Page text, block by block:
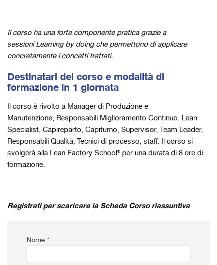
Il corso ha una forte componente pratica grazie a
sessioni Learning bydoingche permettono di applicare
concretamente i concetti trattati.
Destinatari del corso e modalità di
formazione in 1 giornata
Il corso è rivolto a Manager di Produzione e
Manutenzione, Responsabili Miglioramento Continuo, Lean
Specialist, Capireparto, Capiturno, Supervisor, Team Leader,
Responsabili Qualità, Tecnici di processo, staff. Il corso si
svolgerà alla Lean Factory School® per una durata di 8 ore di
formazione.
Registrati per scaricare la Scheda Corso riassuntiva
Nome *